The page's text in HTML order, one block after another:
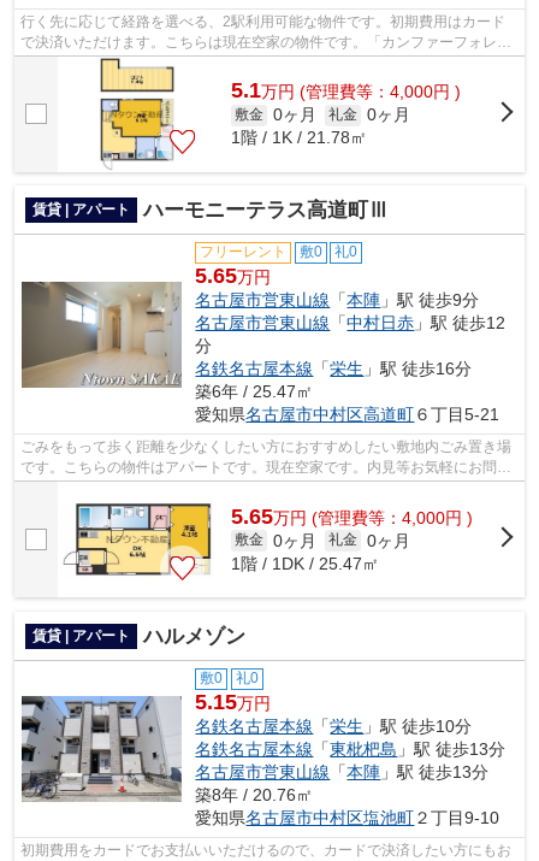
行く先に応じて経路を選べる、2駅利用可能な物件です。初期費用はカード
で決済いただけます。こちらは現在空家の物件です。「カンファーフォレス
ト」の物件情報をお探しならお気軽にお...
5.1万円 (管理費等：4,000円 )
敷金 0ヶ月 礼金 0ヶ月
1階 / 1K / 21.78㎡
賃貸 | アパート ハーモニーテラス高道町Ⅲ
フリーレント 敷0 礼0
5.65万円
名古屋市営東山線 「本陣 」駅 徒歩9分
名古屋市営東山線 「中村日赤 」駅 徒歩12
分
名鉄名古屋本線 「栄生 」駅 徒歩16分
築6年 / 25.47㎡
愛知県名古屋市中村区高道町６丁目5-21
ごみをもって歩く距離を少なくしたい方におすすめしたい敷地内ごみ置き場
です。こちらの物件はアパートです。現在空家です。内見等お気軽にお問い
5.65万円 (管理費等：4,000円 )
敷金 0ヶ月 礼金 0ヶ月
1階 / 1DK / 25.47㎡
賃貸 | アパート ハルメゾン
敷0 礼0
5.15万円
名鉄名古屋本線 「栄生 」駅 徒歩10分
名鉄名古屋本線 「東枇杷島 」駅 徒歩13分
名古屋市営東山線 「本陣 」駅 徒歩13分
築8年 / 20.76㎡
愛知県名古屋市中村区塩池町２丁目9-10
初期費用をカードでお支払いいただけるので、カードで決済したい方にもお